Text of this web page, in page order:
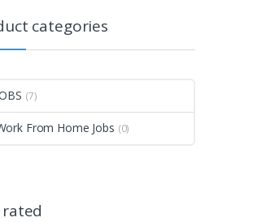
categories
(7)
From Home Jobs (0)